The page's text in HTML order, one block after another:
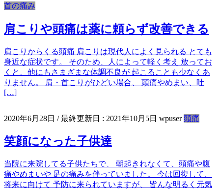
首の痛み
肩こりや頭痛は薬に頼らず改善できる
肩こりからくる頭痛 肩こりは現代人によく見られる とても
身近な症状です。 そのため、人によって軽く考え 放ってお
くと、他にもさまざまな体調不良が 起こることも少なくあ
りません。 肩・首こりがひどい場合、 頭痛やめまい、吐
[…]
2020年6月28日 / 最終更新日 : 2021年10月5日 wpuser 頭痛
笑顔になった子供達
当院に来院してる子供たちで、 朝起きれなくて、頭痛や腹
痛やめまいや 足の痛みを伴っていました。 今は回復して、
将来に向けて 予防に来られていますが、 皆んな明るく元気